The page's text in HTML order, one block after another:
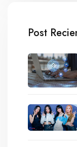
Post